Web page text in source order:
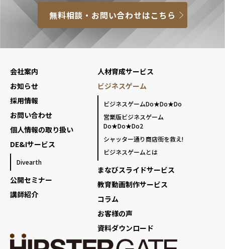
無料相談・お問い合わせはこちら
会社案内
お知らせ
採用情報
お問い合わせ
個人情報の取り扱い
DE&Iサービス
Divearth
公開セミナー
講師紹介
人材育成サービス
ビジネスゲーム
ビジネスゲームDo★Do★Do
営業版ビジネスゲーム
Do★Do★Do2
シャッター通り商店街を救え!
ビジネスゲームとは
まなびスライドサービス
教育動画制作サービス
コラム
お客様の声
資料ダウンロード